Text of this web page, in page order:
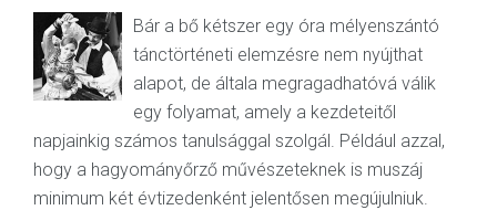
Bár a bő kétszer egy óra mélyenszántó
tánctörténeti elemzésre nem nyújthat
alapot, de általa megragadhatóvá válik
egy folyamat, amely a kezdeteitől
napjainkig számos tanulsággal szolgál. Például azzal,
hogy a hagyományőrző művészeteknek is muszáj
minimum két évtizedenként jelentősen megújulniuk.